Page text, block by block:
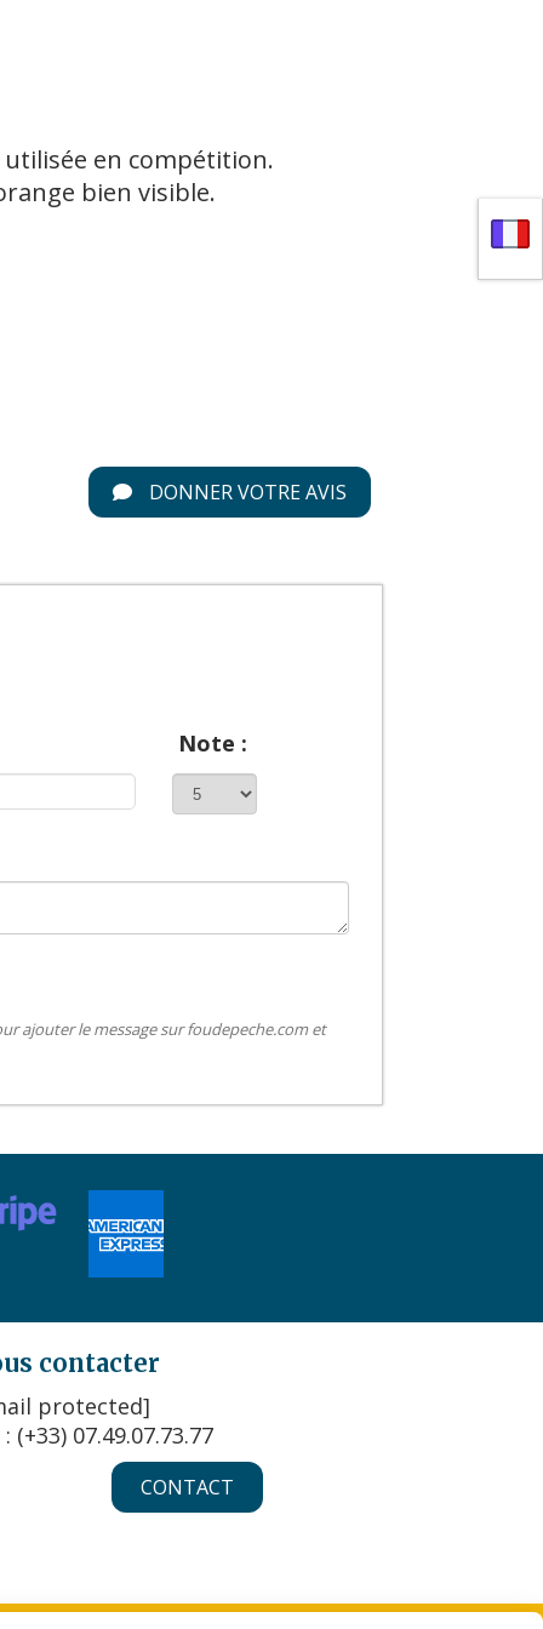
utilisée en compétition.
bien visible.
DONNER VOTRE AVIS
Note :
ajouter le message sur foudepeche.com et
contacter
protected]
(+33) 07.49.07.73.77
CONTACT